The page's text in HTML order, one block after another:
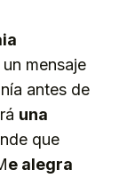
mensaje
antes de
una
que
e alegra